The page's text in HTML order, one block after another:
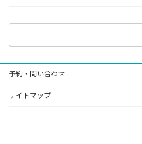
予約・問い合わせ
サイトマップ